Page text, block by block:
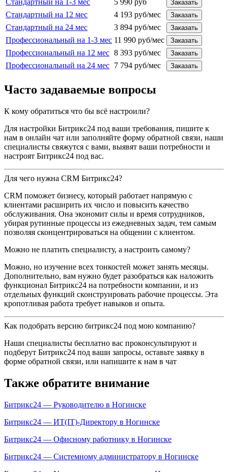
Стандартный на 1-3 мес 5 990 руб Заказать
Стандартный на 12 мес 4 193 руб/мес Заказать
Стандартный на 24 мес 3 894 руб/мес Заказать
Профессиональный на 1-3 мес 11 990 руб/мес Заказать
Профессиональный на 12 мес 8 393 руб/мес Заказать
Профессиональный на 24 мес 7 794 руб/мес Заказать
Часто задаваемые вопросы
К кому обратиться что бы всё настроили?
Для настройки Битрикс24 под ваши требования, пишите к
нам в онлайн чат или заполняйте форму обратной связи, наши
специалисты свяжутся с вами, выявят ваши потребности и
настроят Битрикс24 под вас.
Для чего нужна CRM Битрикс24?
CRM поможет бизнесу, который работает напрямую с
клиентами расширить их число и повысить качество
обслуживания. Она экономит силы и время сотрудников,
убирая рутинные процессы из ежедневных задач, тем самым
позволяя сконцентрироваться на общении с клиентом.
Можно не платить специалисту, а настроить самому?
Можно, но изучение всех тонкостей может занять месяцы.
Дополнительно, вам нужно будет разобраться как наложить
функционал Битрикс24 на потребности компании, и из
отдельных функций сконструировать рабочие процессы. Эта
кропотливая работа требует навыков и опыта.
Как подобрать версию битрикс24 под мою компанию?
Наши специалисты бесплатно вас проконсультируют и
подберут Битрикс24 под ваши запросы, оставьте заявку в
форме обратной связи, или напишите к нам в чат
Также обратите внимание
Битрикс24 — Руководителю в Ногинске
Битрикс24 — ИТ(IT)-Директору в Ногинске
Битрикс24 — Офисному работнику в Ногинске
Битрикс24 — Системному администратору в Ногинске